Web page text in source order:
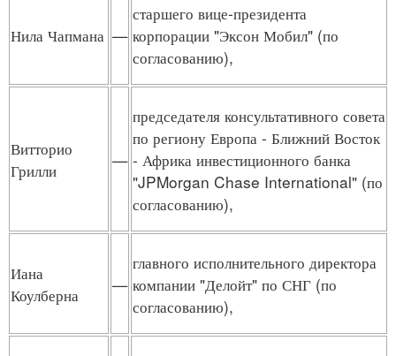
Нила Чапмана —
старшего вице-президента
корпорации "Эксон Мобил" (по
согласованию),
Витторио
Грилли
—
председателя консультативного совета
по региону Европа - Ближний Восток
- Африка инвестиционного банка
"JPMorgan Chase International" (по
согласованию),
Иана
Коулберна
—
главного исполнительного директора
компании "Делойт" по СНГ (по
согласованию),